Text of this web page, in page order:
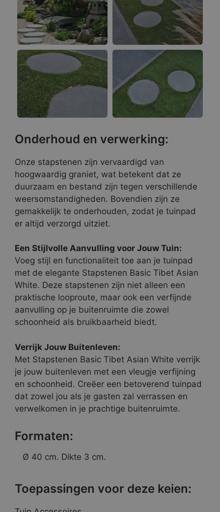
Onderhoud en verwerking:
Onze stapstenen zijn vervaardigd van
hoogwaardig graniet, wat betekent dat ze
duurzaam en bestand zijn tegen verschillende
weersomstandigheden. Bovendien zijn ze
gemakkelijk te onderhouden, zodat je tuinpad
er altijd verzorgd uitziet.
Een Stijlvolle Aanvulling voor Jouw Tuin:
Voeg stijl en functionaliteit toe aan je tuinpad
met de elegante Stapstenen Basic Tibet Asian
White. Deze stapstenen zijn niet alleen een
praktische looproute, maar ook een verfijnde
aanvulling op je buitenruimte die zowel
schoonheid als bruikbaarheid biedt.
Verrijk Jouw Buitenleven:
Met Stapstenen Basic Tibet Asian White verrijk
je jouw buitenleven met een vleugje verfijning
en schoonheid. Creëer een betoverend tuinpad
dat zowel jou als je gasten zal verrassen en
verwelkomen in je prachtige buitenruimte.
Formaten:
Ø 40 cm. Dikte 3 cm.
Toepassingen voor deze keien: